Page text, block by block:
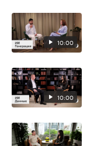
10:00
10:00